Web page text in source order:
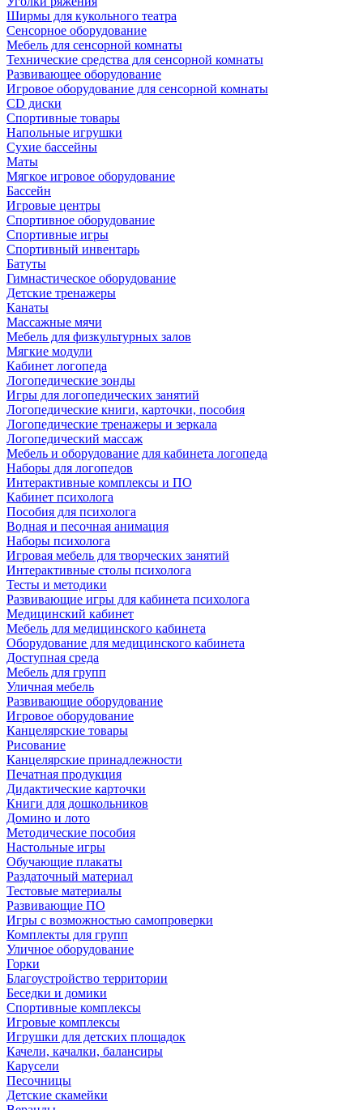
Ширмы для кукольного театра
Сенсорное оборудование
Мебель для сенсорной комнаты
Технические средства для сенсорной комнаты
Развивающее оборудование
Игровое оборудование для сенсорной комнаты
CD диски
Спортивные товары
Напольные игрушки
Сухие бассейны
Маты
Мягкое игровое оборудование
Бассейн
Игровые центры
Спортивное оборудование
Спортивные игры
Спортивный инвентарь
Батуты
Гимнастическое оборудование
Детские тренажеры
Канаты
Массажные мячи
Мебель для физкультурных залов
Мягкие модули
Кабинет логопеда
Логопедические зонды
Игры для логопедических занятий
Логопедические книги, карточки, пособия
Логопедические тренажеры и зеркала
Логопедический массаж
Мебель и оборудование для кабинета логопеда
Наборы для логопедов
Интерактивные комплексы и ПО
Кабинет психолога
Пособия для психолога
Водная и песочная анимация
Наборы психолога
Игровая мебель для творческих занятий
Интерактивные столы психолога
Тесты и методики
Развивающие игры для кабинета психолога
Медицинский кабинет
Мебель для медицинского кабинета
Оборудование для медицинского кабинета
Доступная среда
Мебель для групп
Уличная мебель
Развивающие оборудование
Игровое оборудование
Канцелярские товары
Рисование
Канцелярские принадлежности
Печатная продукция
Дидактические карточки
Книги для дошкольников
Домино и лото
Методические пособия
Настольные игры
Обучающие плакаты
Раздаточный материал
Тестовые материалы
Развивающие ПО
Игры с возможностью самопроверки
Комплекты для групп
Уличное оборудование
Горки
Благоустройство территории
Беседки и домики
Спортивные комплексы
Игровые комплексы
Игрушки для детских площадок
Качели, качалки, балансиры
Карусели
Песочницы
Детские скамейки